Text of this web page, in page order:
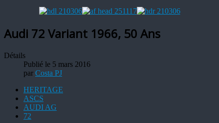
Audi 72 Variant 1966, 50 Ans
Détails
Publié le 5 mars 2016
par Costa PJ
HERITAGE
ASCS
AUDI AG
72